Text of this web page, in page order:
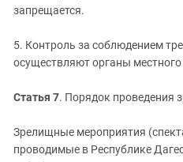
запрещается.
5. Контроль за соблюдением
осуществляют органы
Статья 7. Порядок проведения
Зрелищные мероприятия
проводимые в Республике